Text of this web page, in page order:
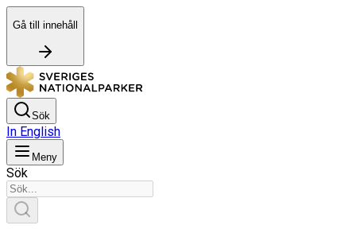
Gå till innehåll
Sök
In English
Meny
Sök